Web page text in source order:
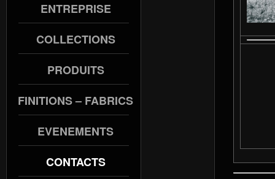
ENTREPRISE
COLLECTIONS
PRODUITS
FINITIONS – FABRICS
EVENEMENTS
CONTACTS